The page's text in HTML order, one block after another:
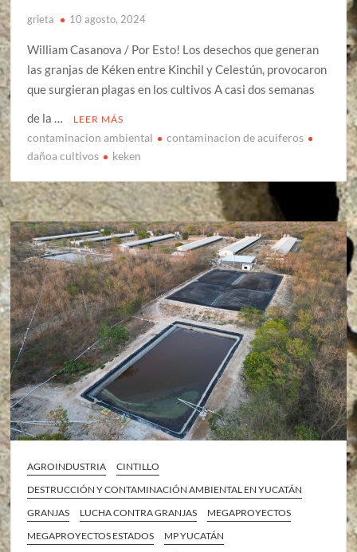
grieta 10 agosto, 2024
William Casanova / Por Esto! Los desechos que generan
las granjas de Kéken entre Kinchil y Celestún, provocaron
que surgieran plagas en los cultivos A casi dos semanas
de la …
LEER MÁS
contaminacion ambiental
contaminacion de acuiferos
dañoa cultivos
keken
AGROINDUSTRIA
CINTILLO
DESTRUCCIÓN Y CONTAMINACIÓN AMBIENTAL EN YUCATÁN
GRANJAS
LUCHA CONTRA GRANJAS
MEGAPROYECTOS
MEGAPROYECTOS ESTADOS
MP YUCATÁN